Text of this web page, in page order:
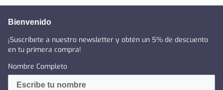
Bienvenido
¡Suscríbete a nuestro newsletter y obtén un 5% de descuento
en tu primera compra!
Nombre Completo